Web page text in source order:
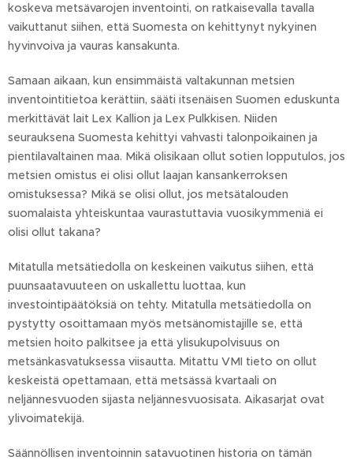
koskeva metsävarojen inventointi, on ratkaisevalla tavalla
vaikuttanut siihen, että Suomesta on kehittynyt nykyinen
hyvinvoiva ja vauras kansakunta.
Samaan aikaan, kun ensimmäistä valtakunnan metsien
inventointitietoa kerättiin, sääti itsenäisen Suomen eduskunta
merkittävät lait Lex Kallion ja Lex Pulkkisen. Niiden
seurauksena Suomesta kehittyi vahvasti talonpoikainen ja
pientilavaltainen maa. Mikä olisikaan ollut sotien lopputulos, jos
metsien omistus ei olisi ollut laajan kansankerroksen
omistuksessa? Mikä se olisi ollut, jos metsätalouden
suomalaista yhteiskuntaa vaurastuttavia vuosikymmeniä ei
olisi ollut takana?
Mitatulla metsätiedolla on keskeinen vaikutus siihen, että
puunsaatavuuteen on uskallettu luottaa, kun
investointipäätöksiä on tehty. Mitatulla metsätiedolla on
pystytty osoittamaan myös metsänomistajille se, että
metsien hoito palkitsee ja että ylisukupolvisuus on
metsänkasvatuksessa viisautta. Mitattu VMI tieto on ollut
keskeistä opettamaan, että metsässä kvartaali on
neljännesvuoden sijasta neljännesvuosisata. Aikasarjat ovat
ylivoimatekijä.
Säännöllisen inventoinnin satavuotinen historia on tämän